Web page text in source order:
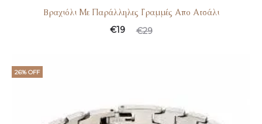
Bραχιόλι Με Παράλληλες Γραμμές Απο Ατσάλι
€29
€19
26% OFF